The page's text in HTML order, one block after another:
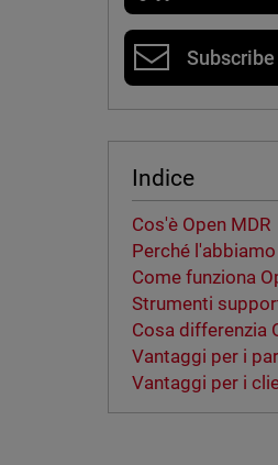
Subscribe
Indice
Cos'è Open MDR
Perché
Come funziona
Strumenti
Cosa differenzia
Vantaggi per i
Vantaggi per i